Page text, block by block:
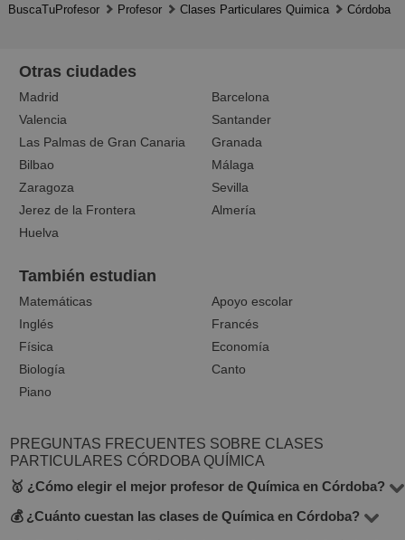
BuscaTuProfesor Profesor Clases Particulares Quimica Córdoba
Otras ciudades
Madrid
Barcelona
Valencia
Santander
Las Palmas de Gran Canaria
Granada
Bilbao
Málaga
Zaragoza
Sevilla
Jerez de la Frontera
Almería
Huelva
También estudian
Matemáticas
Apoyo escolar
Inglés
Francés
Física
Economía
Biología
Canto
Piano
PREGUNTAS FRECUENTES SOBRE CLASES
PARTICULARES CÓRDOBA QUÍMICA
🥇 ¿Cómo elegir el mejor profesor de Química en Córdoba?
En la plataforma BuscaTuProfesor encontrarás 10
💰 ¿Cuánto cuestan las clases de Química en Córdoba?